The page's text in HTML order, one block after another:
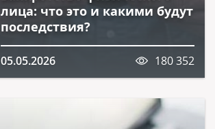
лица: что это и какими будут
последствия?
05.05.2026 180 352